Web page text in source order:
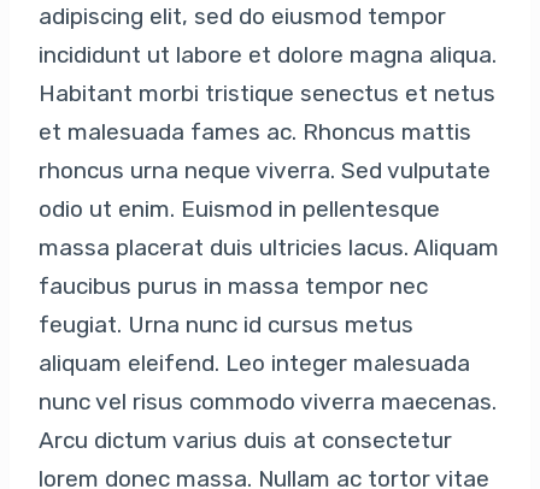
adipiscing elit, sed do eiusmod tempor
incididunt ut labore et dolore magna aliqua.
Habitant morbi tristique senectus et netus
et malesuada fames ac. Rhoncus mattis
rhoncus urna neque viverra. Sed vulputate
odio ut enim. Euismod in pellentesque
massa placerat duis ultricies lacus. Aliquam
faucibus purus in massa tempor nec
feugiat. Urna nunc id cursus metus
aliquam eleifend. Leo integer malesuada
nunc vel risus commodo viverra maecenas.
Arcu dictum varius duis at consectetur
lorem donec massa. Nullam ac tortor vitae